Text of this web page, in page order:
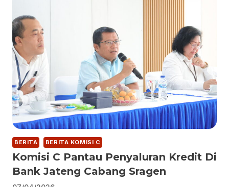
BERITA BERITA KOMISI C
Komisi C Pantau Penyaluran Kredit Di
Bank Jateng Cabang Sragen